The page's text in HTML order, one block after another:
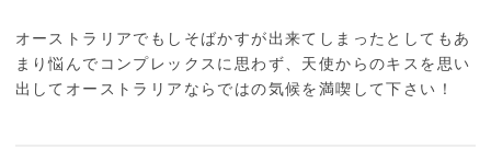
オーストラリアでもしそばかすが出来てしまったとしてもあ
まり悩んでコンプレックスに思わず、天使からのキスを思い
出してオーストラリアならではの気候を満喫して下さい！